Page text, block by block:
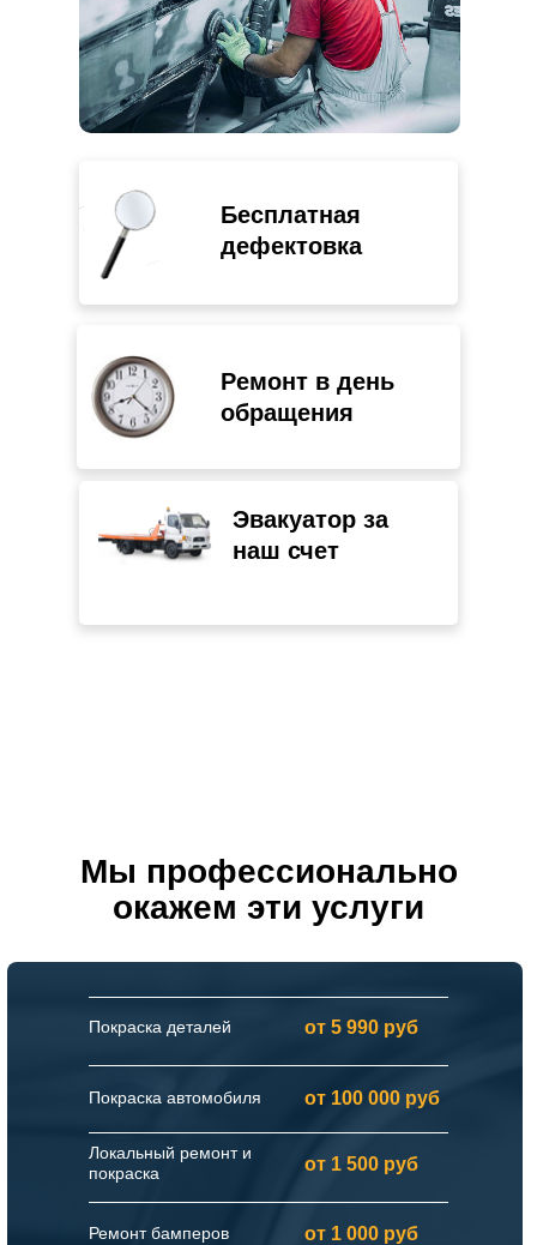
Бесплатная
дефектовка
Ремонт в день
обращения
Эвакуатор за
наш счет
Мы профессионально
окажем эти услуги
Покраска деталей от 5 990 руб
Покраска автомобиля от 100 000 руб
Локальный ремонт и
покраска
от 1 500 руб
Ремонт бамперов от 1 000 руб